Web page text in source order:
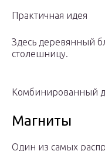
Практичная идея
Здесь деревянный
столешницу.
Комбинированный
Магниты
Один из самых